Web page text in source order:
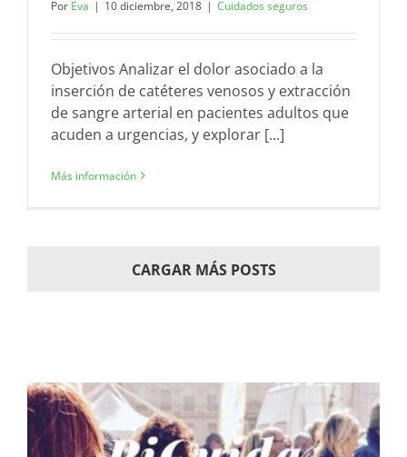
Por Eva | 10 diciembre, 2018 | Cuidados seguros
Objetivos Analizar el dolor asociado a la
inserción de catéteres venosos y extracción
de sangre arterial en pacientes adultos que
acuden a urgencias, y explorar [...]
Más información
CARGAR MÁS POSTS